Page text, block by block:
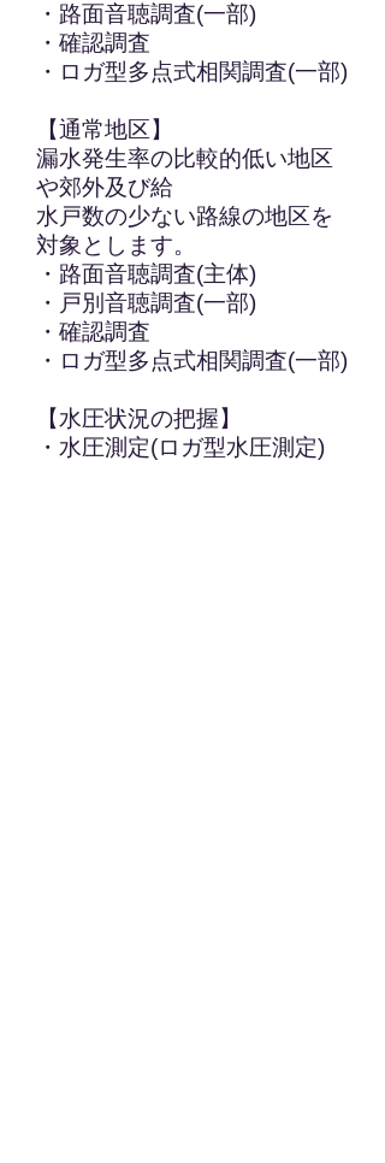
・路面音聴調査(一部)
・確認調査
・ロガ型多点式相関調査(一部)
【通常地区】
漏水発生率の比較的低い地区
や郊外及び給
水戸数の少ない路線の地区を
対象とします。
・路面音聴調査(主体)
・戸別音聴調査(一部)
・確認調査
・ロガ型多点式相関調査(一部)
【水圧状況の把握】
・水圧測定(ロガ型水圧測定)